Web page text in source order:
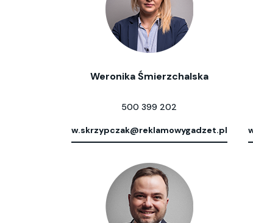
Weronika Śmierzchalska
500 399 202
w.skrzypczak@reklamowygadzet.pl